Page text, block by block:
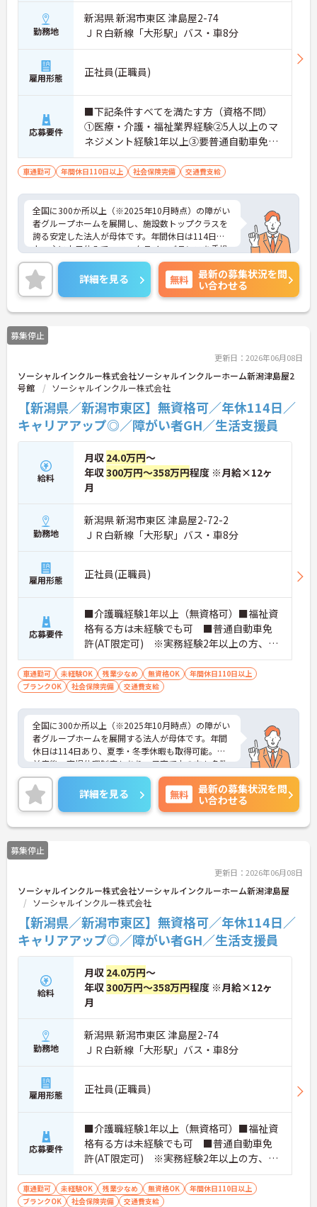
勤務地
新潟県 新潟市東区 津島屋2-74
ＪＲ白新線「大形駅」バス・車8分
雇用形態 正社員(正職員)
応募要件
■下記条件すべてを満たす方（資格不問）
①医療・介護・福祉業界経験②5人以上のマ
ネジメント経験1年以上③要普通自動車免許
（AT限定可）※介護業界に関する有資格者
（介護職員初任者研修、介護福祉士な
祉経験歓迎
車通勤可 年間休日110日以上 社会保険完備 交通費支給
全国に300か所以上（※2025年10月時点）の障がい
者グループホームを展開し、施設数トップクラスを
誇る安定した法人が母体です。年間休日は114日以
上、主に土日休みで、ワークライフバランスを重視
した働き方が可能です。産前産後・育児休暇制度も
あり、子育て世代も安心して働ける環境が整ってい
ます。一般社員研修や外部勉強会受講支援制度など
を通じて着実にスキルアップもできます。チームを
まとめ、メンバーの成長を後押しすることにやりが
いを感じる方、新しい挑戦に意欲的な方にぴったり
の職場です。ご興味のある方は詳細等をお伝えしま
詳細を見る 無料
最新の募集状況を問
い合わせる
募集停止
更新日：2026年06月08日
ソーシャルインクルー株式会社ソーシャルインクルーホーム新潟津島屋2
号館
ソーシャルインクルー株式会社
【新潟県／新潟市東区】無資格可／年休114日／
キャリアアップ◎／障がい者GH／生活支援員
給料
月収 24.0万円～
年収300万円～358万円程度 ※月給×12ヶ
月
勤務地
新潟県 新潟市東区 津島屋2-72-2
ＪＲ白新線「大形駅」バス・車8分
雇用形態 正社員(正職員)
応募要件
■介護職経験1年以上（無資格可）■福祉資
格有る方は未経験でも可 ■普通自動車免
許(AT限定可) ※実務経験2年以上の方、障
がい者福祉に関する経験をお持ちの方大歓
迎
車通勤可 未経験OK 残業少なめ 無資格OK
年間休日110日以上
ブランクOK
社会保険完備 交通費支給
全国に300か所以上（※2025年10月時点）の障がい
者グループホームを展開する法人が母体です。年間
休日は114日あり、夏季・冬季休暇も取得可能。産
前産後・育児休暇制度もあり、子育て中の方も多数
活躍中で、ワークライフバランスを大切にしながら
働ける環境が整っています。研修制度や外部勉強会
の受講支援もあり、スキルアップもしっかりサポー
ト。将来的には管理者やエリアマネージャーへのキ
ャリアアップも目指せます。20代から60代まで幅広
い年代のスタッフが活躍しており、和やかな雰囲気
の職場です。介護経験を活かしたい方、福祉の資格
★おすすめPOINT★
・生活支援員からスタートし、サービス管理責任者
やエリアマネージャーへと続く明確なステップアッ
プの道筋が用意されています。急成長中の企業であ
るためポストも豊富にあり、専門性を高めながらマ
ネジメント職への挑戦も視野に入れていただけま
す。
・年間休日114日、残業月平均10時間程度という就
業環境に加え、産前産後休暇や育児休暇制度がしっ
かりと整備されています。オンとオフの切り替えを
明確にし、心身ともに充実した状態で長くご活躍い
ただけます。
・グループホーム一棟あたりの入居者様20名定員を
常時2～4名のスタッフで支援、国基準を上回る人員
配置や夜間複数名体制が敷かれているため、業務に
追われることなくご利用者様のペースに合わせたサ
います。
詳細を見る 無料
最新の募集状況を問
い合わせる
募集停止
更新日：2026年06月08日
ソーシャルインクルー株式会社ソーシャルインクルーホーム新潟津島屋
ソーシャルインクルー株式会社
【新潟県／新潟市東区】無資格可／年休114日／
キャリアアップ◎／障がい者GH／生活支援員
給料
月収 24.0万円～
年収300万円～358万円程度 ※月給×12ヶ
月
勤務地
新潟県 新潟市東区 津島屋2-74
ＪＲ白新線「大形駅」バス・車8分
雇用形態 正社員(正職員)
応募要件
■介護職経験1年以上（無資格可）■福祉資
格有る方は未経験でも可 ■普通自動車免
許(AT限定可) ※実務経験2年以上の方、障
がい者福祉に関する経験をお持ちの方大歓
迎
車通勤可 未経験OK 残業少なめ 無資格OK
年間休日110日以上
ブランクOK
社会保険完備 交通費支給